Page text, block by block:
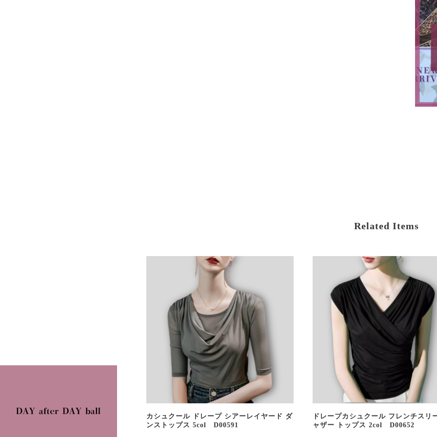
Related Items
カシュクール ドレープ シアーレイヤード ダ
ンストップス 5col D00591
ドレープカシュクール フレンチスリ
ャザー トップス 2col D00652